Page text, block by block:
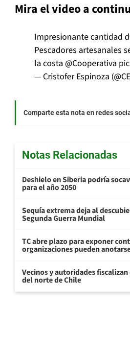
Mira el video a
Impresionante cantidad
Pescadores artesanales
la costa @Cooperativa
— Cristofer Espinoza
Comparte esta nota en redes
Notas Relacionadas
Deshielo en Siberia podría
para el año 2050
Sequía extrema deja al
Segunda Guerra Mundial
TC abre plazo para exponer
organizaciones pueden
Vecinos y autoridades
del norte de Chile